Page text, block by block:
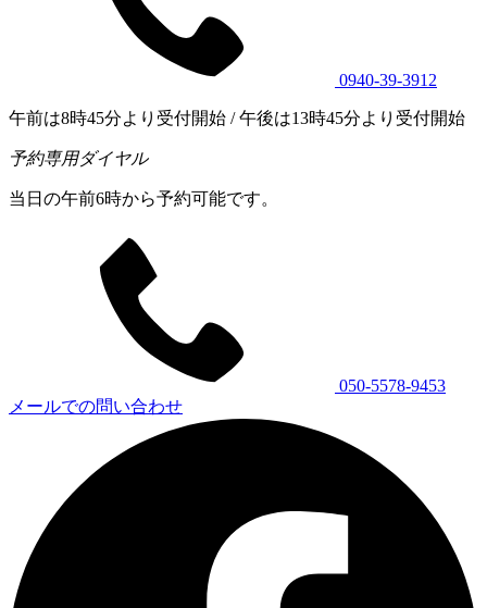
0940-39-3912
午前は8時45分より受付開始 / 午後は13時45分より受付開始
予約専用ダイヤル
当日の午前6時から予約可能です。
050-5578-9453
メールでの問い合わせ